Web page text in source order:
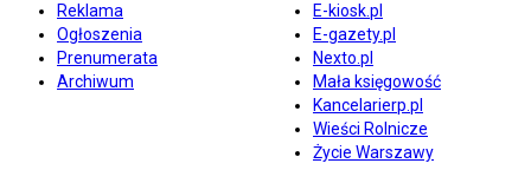
Reklama
Ogłoszenia
Prenumerata
Archiwum
E-kiosk.pl
E-gazety.pl
Nexto.pl
Mała księgowość
Kancelarierp.pl
Wieści Rolnicze
Życie Warszawy